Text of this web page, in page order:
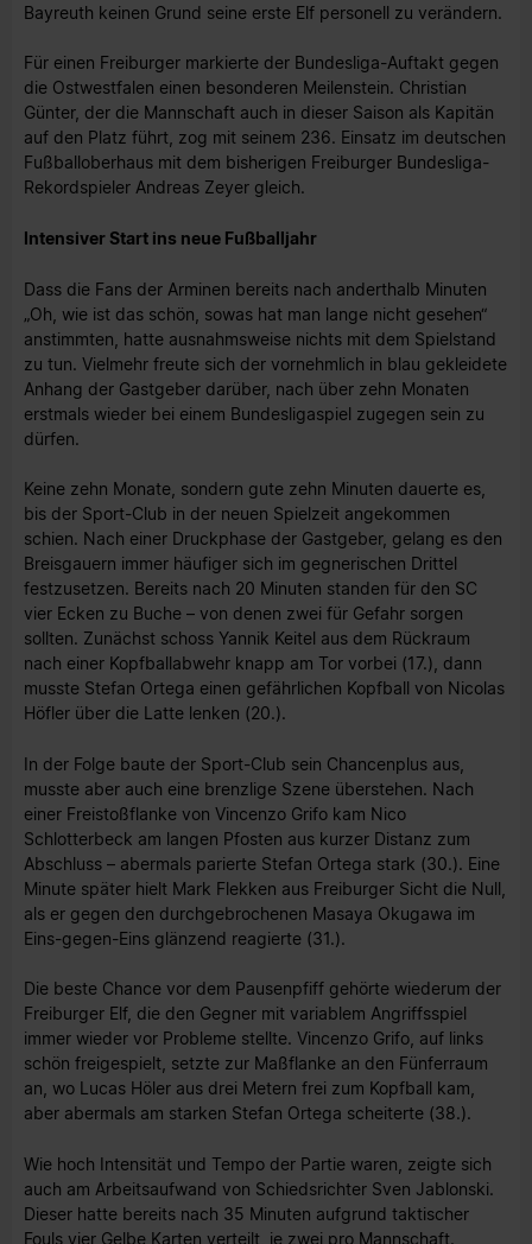
Bayreuth keinen Grund seine erste Elf personell zu verändern.
Für einen Freiburger markierte der Bundesliga-Auftakt gegen
die Ostwestfalen einen besonderen Meilenstein. Christian
Günter, der die Mannschaft auch in dieser Saison als Kapitän
auf den Platz führt, zog mit seinem 236. Einsatz im deutschen
Fußballoberhaus mit dem bisherigen Freiburger Bundesliga-
Rekordspieler Andreas Zeyer gleich.
Intensiver Start ins neue Fußballjahr
Dass die Fans der Arminen bereits nach anderthalb Minuten
„Oh, wie ist das schön, sowas hat man lange nicht gesehen“
anstimmten, hatte ausnahmsweise nichts mit dem Spielstand
zu tun. Vielmehr freute sich der vornehmlich in blau gekleidete
Anhang der Gastgeber darüber, nach über zehn Monaten
erstmals wieder bei einem Bundesligaspiel zugegen sein zu
dürfen.
Keine zehn Monate, sondern gute zehn Minuten dauerte es,
bis der Sport-Club in der neuen Spielzeit angekommen
schien. Nach einer Druckphase der Gastgeber, gelang es den
Breisgauern immer häufiger sich im gegnerischen Drittel
festzusetzen. Bereits nach 20 Minuten standen für den SC
vier Ecken zu Buche – von denen zwei für Gefahr sorgen
sollten. Zunächst schoss Yannik Keitel aus dem Rückraum
nach einer Kopfballabwehr knapp am Tor vorbei (17.), dann
musste Stefan Ortega einen gefährlichen Kopfball von Nicolas
Höfler über die Latte lenken (20.).
In der Folge baute der Sport-Club sein Chancenplus aus,
musste aber auch eine brenzlige Szene überstehen. Nach
einer Freistoßflanke von Vincenzo Grifo kam Nico
Schlotterbeck am langen Pfosten aus kurzer Distanz zum
Abschluss – abermals parierte Stefan Ortega stark (30.). Eine
Minute später hielt Mark Flekken aus Freiburger Sicht die Null,
als er gegen den durchgebrochenen Masaya Okugawa im
Eins-gegen-Eins glänzend reagierte (31.).
Die beste Chance vor dem Pausenpfiff gehörte wiederum der
Freiburger Elf, die den Gegner mit variablem Angriffsspiel
immer wieder vor Probleme stellte. Vincenzo Grifo, auf links
schön freigespielt, setzte zur Maßflanke an den Fünferraum
an, wo Lucas Höler aus drei Metern frei zum Kopfball kam,
aber abermals am starken Stefan Ortega scheiterte (38.).
Wie hoch Intensität und Tempo der Partie waren, zeigte sich
auch am Arbeitsaufwand von Schiedsrichter Sven Jablonski.
Dieser hatte bereits nach 35 Minuten aufgrund taktischer
Fouls vier Gelbe Karten verteilt, je zwei pro Mannschaft.